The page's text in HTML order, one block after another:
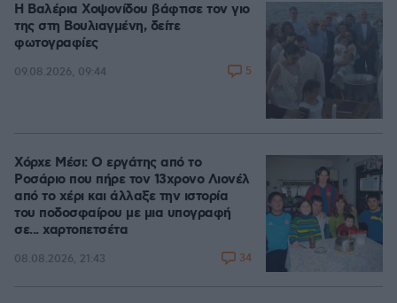
Η Βαλέρια Χοψονίδου βάφτισε τον γιο
της στη Βουλιαγμένη, δείτε
φωτογραφίες
09.08.2026, 09:44 5
Χόρχε Μέσι: Ο εργάτης από το
Ροσάριο που πήρε τον 13χρονο Λιονέλ
από το χέρι και άλλαξε την ιστορία
του ποδοσφαίρου με μια υπογραφή
σε... χαρτοπετσέτα
08.08.2026, 21:43 34